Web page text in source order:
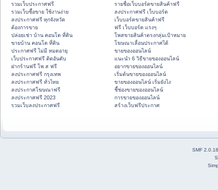
รวมเว็บประกาศฟรี
รวมเว็บซื้อขาย ใช้งานง่าย
ลงประกาศฟรี ทุกจังหวัด
ต้องการขาย
ปล่อยเช่า บ้าน คอนโด ที่ดิน
ขายบ้าน คอนโด ที่ดิน
ประกาศฟรี ไม่มี หมดอายุ
เว็บประกาศฟรี ติดอันดับ
ฝากร้านฟรี โพ ส ฟรี
ลงประกาศฟรี กรุงเทพ
ลงประกาศฟรี ทั่วไทย
ลงประกาศโฆษณาฟรี
ลงประกาศฟรี 2023
รวมเว็บลงประกาศฟรี
รายชื่อเว็บบอร์ดขายสินค้าฟรี
ลงประกาศฟรี เว็บบอร์ด
เว็บบอร์ดขายสินค้าฟรี
ฟรี เว็บบอร์ด แรงๆ
โพสขายสินค้าตรงกลุ่มเป้าหมาย
โฆษณาเลื่อนประกาศได้
ขายของออนไลน์
แนะนำ 6 วิธีขายของออนไลน์
อยากขายของออนไลน์
เริ่มต้นขายของออนไลน์
ขายของออนไลน์ เริ่มยังไง
ชี้ช่องขายของออนไลน์
การขายของออนไลน์
สร้างเว็บฟรีประกาศ
SMF 2.0.18